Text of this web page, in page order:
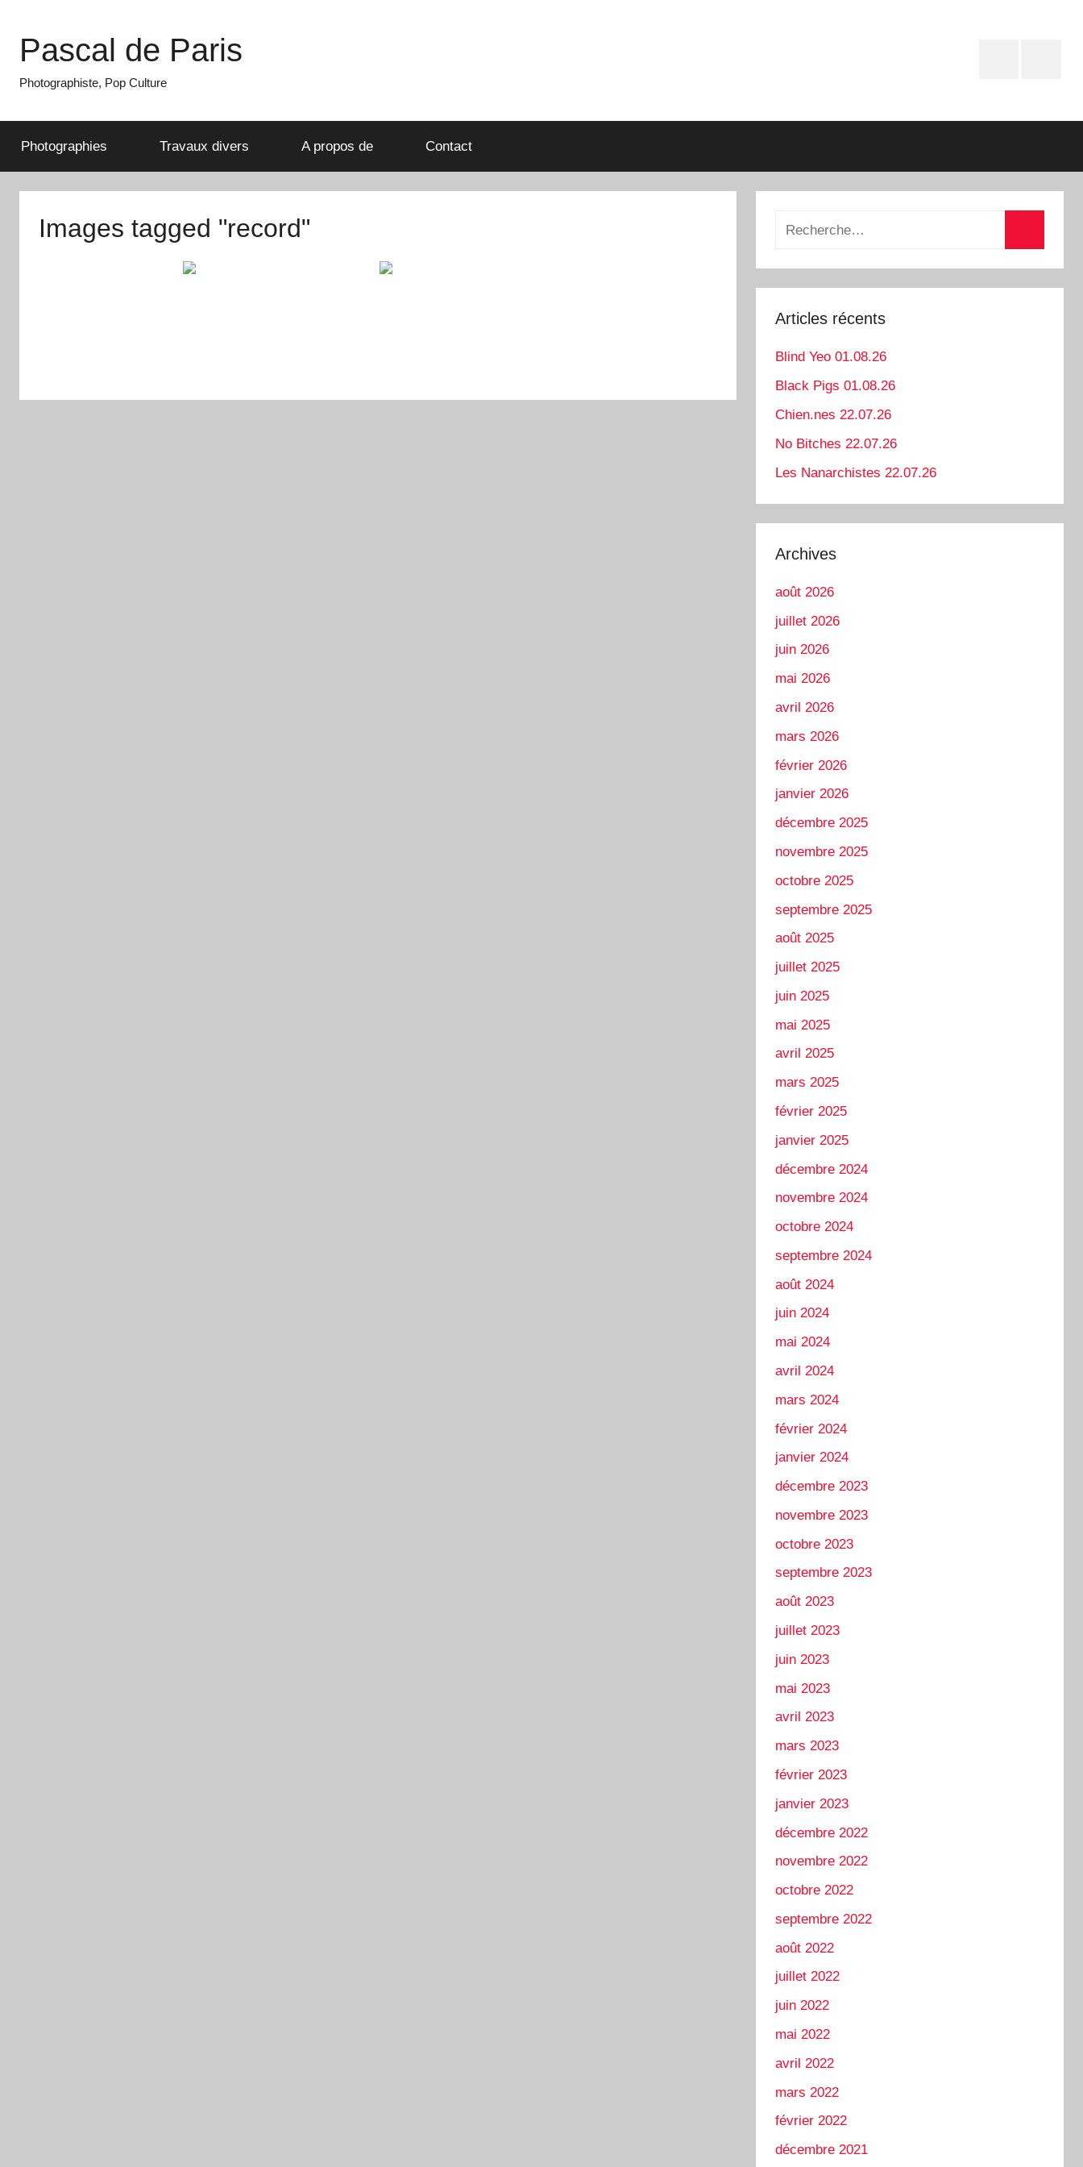
contenuPascal de Paris
Photographiste, Pop Culture
Photographies Travaux divers A propos de Contact
Images tagged "record"
Recherche
:
Articles récents
Blind Yeo 01.08.26
Black Pigs 01.08.26
Chien.nes 22.07.26
No Bitches 22.07.26
Les Nanarchistes 22.07.26
Archives
août 2026
juillet 2026
juin 2026
mai 2026
avril 2026
mars 2026
février 2026
janvier 2026
décembre 2025
novembre 2025
octobre 2025
septembre 2025
août 2025
juillet 2025
juin 2025
mai 2025
avril 2025
mars 2025
février 2025
janvier 2025
décembre 2024
novembre 2024
octobre 2024
septembre 2024
août 2024
juin 2024
mai 2024
avril 2024
mars 2024
février 2024
janvier 2024
décembre 2023
novembre 2023
octobre 2023
septembre 2023
août 2023
juillet 2023
juin 2023
mai 2023
avril 2023
mars 2023
février 2023
janvier 2023
décembre 2022
novembre 2022
octobre 2022
septembre 2022
août 2022
juillet 2022
juin 2022
mai 2022
avril 2022
mars 2022
février 2022
décembre 2021